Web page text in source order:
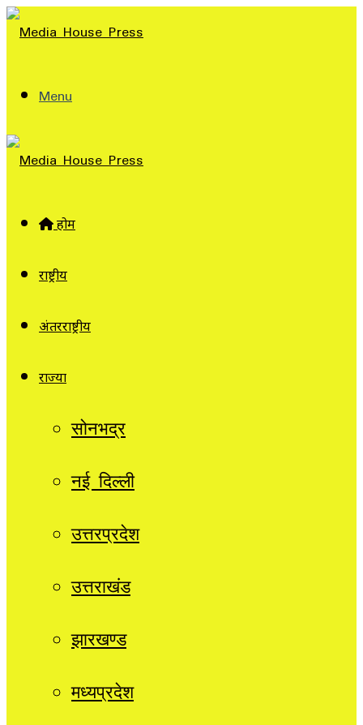
Menu
होम
राष्ट्रीय
अंतरराष्ट्रीय
राज्यों
सोनभद्र
नई दिल्ली
उत्तरप्रदेश
उत्तराखंड
झारखण्ड
मध्यप्रदेश